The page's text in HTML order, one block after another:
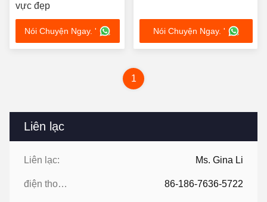
Liên lạc
Liên lạc: Ms. Gina Li
điện thoại: 86-186-7636-5722
vực đẹp
Nói Chuyện Ngay. ' Nói Chuyện Ngay. '
1